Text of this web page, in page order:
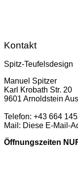
Kontakt
Spitz-Teufelsdesign
Manuel Spitzer
Karl Krobath Str. 20
9601 Arnoldstein
Telefon: +43 664
Mail: Diese E-Mail-
Öffnungszeiten